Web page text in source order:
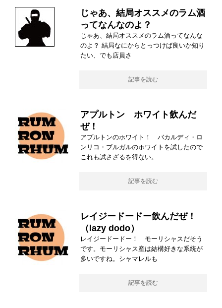
じゃあ、結局オススメのラム酒
ってなんなのよ？
じゃあ、結局オススメのラム酒ってなんな
のよ？ 結局なにからとっつけば良いか知り
たい、でも店員さ
記事を読む
アプルトン ホワイト飲んだ
ぜ！
アプルトンのホワイト！ バカルディ・ロ
ンリコ・ブルガルのホワイトを試したので
これも試さざるを得ない。
記事を読む
レイジードードー飲んだぜ！
（lazy dodo）
レイジードードー！ モーリシャスだそう
です。モーリシャス産は結構好きな系統が
多いですね。シャマレルも
記事を読む